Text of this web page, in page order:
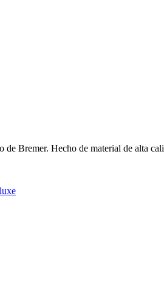
Bremer. Hecho de material de alta